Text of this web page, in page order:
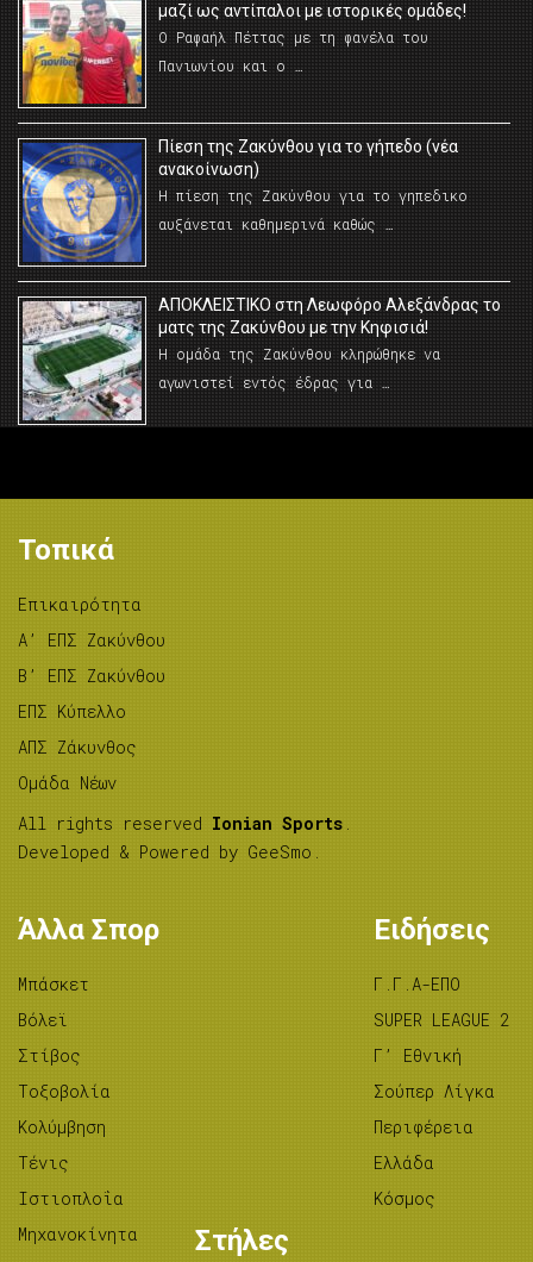
μαζί ως αντίπαλοι με ιστορικές ομάδες!
Ο Ραφαήλ Πέττας με τη φανέλα του
Πανιωνίου και ο …
Πίεση της Ζακύνθου για το γήπεδο (νέα
ανακοίνωση)
Η πίεση της Ζακύνθου για το γηπεδικο
αυξάνεται καθημερινά καθώς …
AΠΟΚΛΕΙΣΤΙΚΟ στη Λεωφόρο Αλεξάνδρας το
ματς της Ζακύνθου με την Κηφισιά!
Η ομάδα της Ζακύνθου κληρώθηκε να
αγωνιστεί εντός έδρας για …
Τοπικά
Επικαιρότητα
A’ ΕΠΣ Ζακύνθου
B’ ΕΠΣ Ζακύνθου
ΕΠΣ Κύπελλο
ΑΠΣ Ζάκυνθος
Ομάδα Νέων
All rights reserved Ionian Sports .
Developed & Powered by GeeSmo .
Άλλα Σπορ
Μπάσκετ
Βόλεϊ
Στίβος
Tοξοβολία
Κολύμβηση
Τένις
Ιστιοπλοΐα
Μηχανοκίνητα
Ειδήσεις
Γ.Γ.Α-ΕΠΟ
SUPER LEAGUE 2
Γ’ Εθνική
Σούπερ Λίγκα
Περιφέρεια
Ελλάδα
Κόσμος
Στήλες